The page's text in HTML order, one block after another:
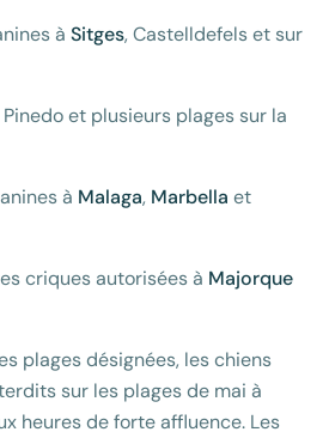
à Sitges, Castelldefels et sur
Pinedo et plusieurs plages sur la
à Malaga, Marbella et
criques autorisées à Majorque
plages désignées, les chiens
sur les plages de mai à
heures de forte affluence. Les